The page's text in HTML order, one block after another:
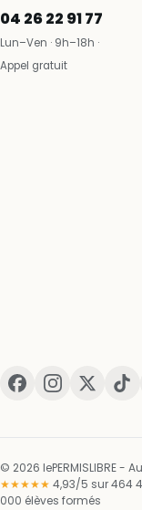
04 26 22 91 77
Lun–Ven · 9h–18h ·
Appel gratuit
© 2026 lePERMISLIBRE
★★★★★ 4,93/5 sur 464
000 élèves formés